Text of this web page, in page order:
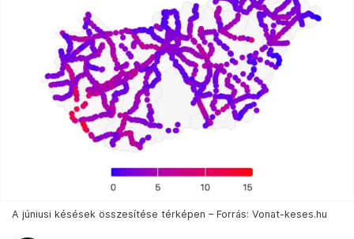
A júniusi késések összesítése térképen – Forrás: Vonat-keses.hu